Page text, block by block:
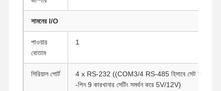
সামনের I/O
পাওয়ার
বোতাম
1
সিরিয়াল পোর্ট
4 x RS-232 ((COM3/4 RS-485 হিসাবে সেট আপ করা
-পিন 9 কারখানার সেটিং সমর্থন করে 5V/12V)